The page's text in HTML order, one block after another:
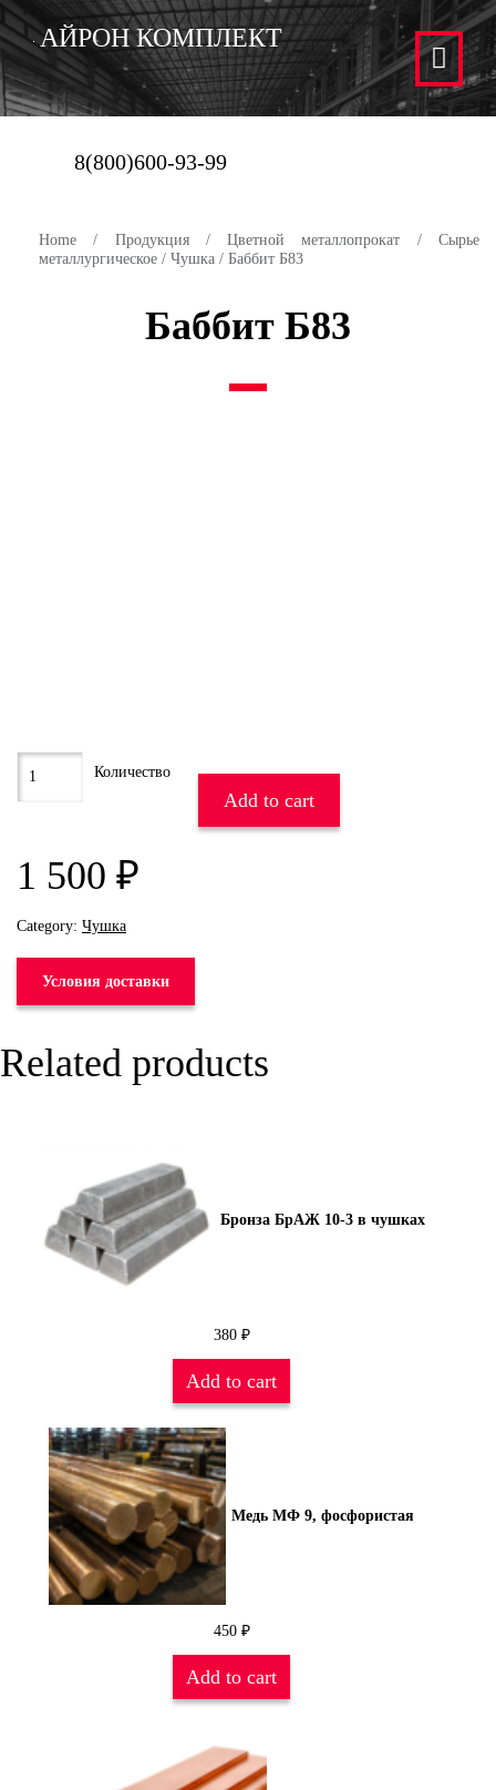
АЙРОН КОМПЛЕКТ
8(800)600-93-99
Home / Продукция/Цветной металлопрокат /Сырье
металлургическое / Чушка / Баббит Б83
Баббит Б83
1 500 ₽
Add to cart
Category: Чушка
Условия доставки
Related products
Бронза БрАЖ 10-3 в чушках
380 ₽
Add to cart
Медь МФ 9, фосфористая
450 ₽
Add to cart